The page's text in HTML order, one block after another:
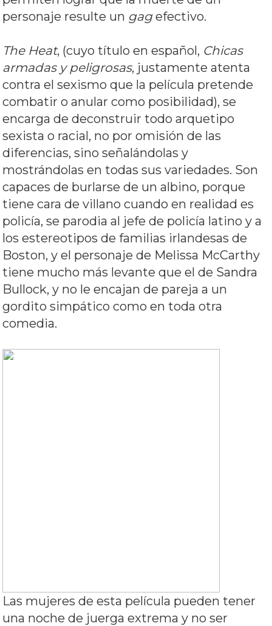
personaje resulte un gagefectivo.
The Heat, (cuyo título en español, Chicas
armadas y peligrosas, justamente atenta
contra el sexismo que la película pretende
combatir o anular como posibilidad), se
encarga de deconstruir todo arquetipo
sexista o racial, no por omisión de las
diferencias, sino señalándolas y
mostrándolas en todas sus variedades. Son
capaces de burlarse de un albino, porque
tiene cara de villano cuando en realidad es
policía, se parodia al jefe de policía latino y a
los estereotipos de familias irlandesas de
Boston, y el personaje de Melissa McCarthy
tiene mucho más levante que el de Sandra
Bullock, y no le encajan de pareja a un
gordito simpático como en toda otra
comedia.
Las mujeres de esta película pueden tener
una noche de juerga extrema y no ser